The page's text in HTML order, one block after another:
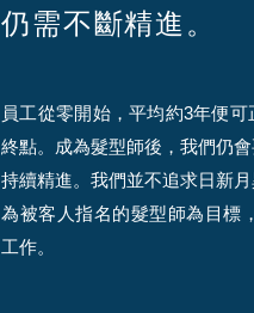
仍需不斷精進。
員工從零開始，平均約3年便
終點。成為髮型師後，我們仍
持續精進。我們並不追求日新
為被客人指名的髮型師為目標
工作。